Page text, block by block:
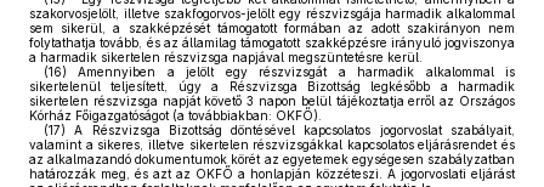
szakorvosjelölt, illetve szakfogorvos-jelölt egy részvizsgája harmadik alkalommal
sem sikerül, a szakképzését támogatott formában az adott szakirányon nem
folytathatja tovább, és az államilag támogatott szakképzésre irányuló jogviszonya
a harmadik sikertelen részvizsga napjával megszüntetésre kerül.
(16) Amennyiben a jelölt egy részvizsgát a harmadik alkalommal is
sikertelenül teljesített, úgy a Részvizsga Bizottság legkésőbb a harmadik
sikertelen részvizsga napját követő 3 napon belül tájékoztatja erről az Országos
Kórház Főigazgatóságot (a továbbiakban: OKFŐ).
(17) A Részvizsga Bizottság döntésével kapcsolatos jogorvoslat szabályait,
valamint a sikeres, illetve sikertelen részvizsgákkal kapcsolatos eljárásrendet és
az alkalmazandó dokumentumok körét az egyetemek egységesen szabályzatban
határozzák meg, és azt az OKFŐ a honlapján közzéteszi. A jogorvoslati eljárást